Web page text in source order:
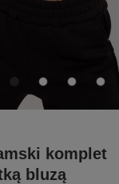
komplet
bluzą